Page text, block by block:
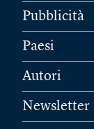
Pubblicità
Paesi
Autori
Newsletter